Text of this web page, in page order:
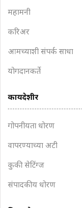
महामनी
करिअर
आमच्याशी संपर्क साधा
योगदानकर्ते
कायदेशीर
गोपनीयता धोरण
वापरण्याच्या अटी
कुकी सेटिंग्ज
संपादकीय धोरण